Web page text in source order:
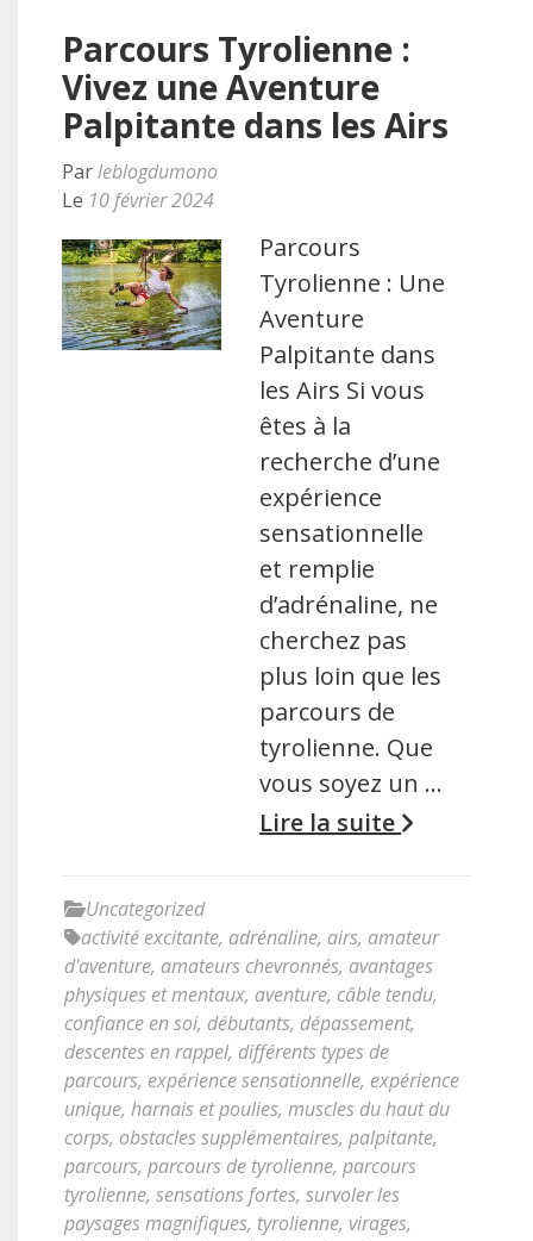
Parcours Tyrolienne :
Vivez une Aventure
Palpitante dans les Airs
Parleblogdumono
Le 10 février 2024
Parcours
Tyrolienne : Une
Aventure
Palpitante dans
les Airs Si vous
êtes à la
recherche d’une
expérience
sensationnelle
et remplie
d’adrénaline, ne
cherchez pas
plus loin que les
parcours de
tyrolienne. Que
vous soyez un …
Lire la suite
Uncategorized
activité excitante, adrénaline, airs, amateur
d'aventure, amateurs chevronnés, avantages
physiques et mentaux, aventure, câble tendu,
confiance en soi, débutants, dépassement,
descentes en rappel, différents types de
parcours, expérience sensationnelle, expérience
unique, harnais et poulies, muscles du haut du
corps, obstacles supplémentaires, palpitante,
parcours, parcours de tyrolienne, parcours
tyrolienne, sensations fortes, survoler les
paysages magnifiques, tyrolienne, virages,